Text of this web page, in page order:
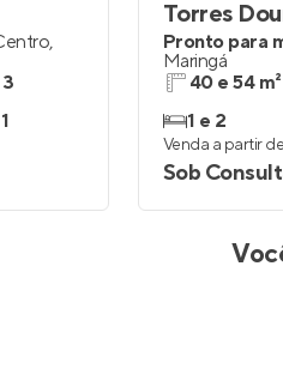
,
3
1
Torres
Pronto para
Maringá
40 e 54 m²
1 e 2
Venda a partir de
Sob